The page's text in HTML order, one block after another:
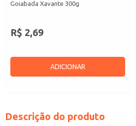
Goiabada Xavante 300g
R$ 2,69
ADICIONAR
Descrição do produto